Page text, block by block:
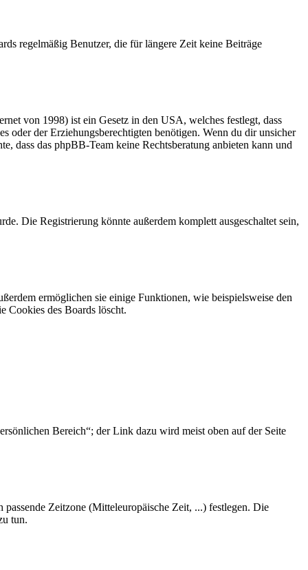
regelmäßig Benutzer, die für längere Zeit keine Beiträge
von 1998) ist ein Gesetz in den USA, welches festlegt, dass
oder der Erziehungsberechtigten benötigen. Wenn du dir unsicher
dass das phpBB-Team keine Rechtsberatung anbieten kann und
Die Registrierung könnte außerdem komplett ausgeschaltet sein,
ermöglichen sie einige Funktionen, wie beispielsweise den
Cookies des Boards löscht.
Bereich“; der Link dazu wird meist oben auf der Seite
Zeitzone (Mitteleuropäische Zeit, ...) festlegen. Die
tun.